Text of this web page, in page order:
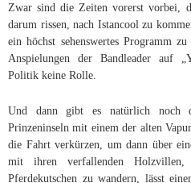
Zwar sind die Zeiten vorerst vorbei,
darum rissen, nach Istancool zu
ein höchst sehenswertes Programm
Anspielungen der Bandleader auf
Politik keine Rolle.
Und dann gibt es natürlich noch
Prinzeninseln mit einem der alten
die Fahrt verkürzen, um dann über
mit ihren verfallenden Holzvillen,
Pferdekutschen zu wandern, lässt